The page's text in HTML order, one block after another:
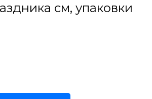
см, упаковки